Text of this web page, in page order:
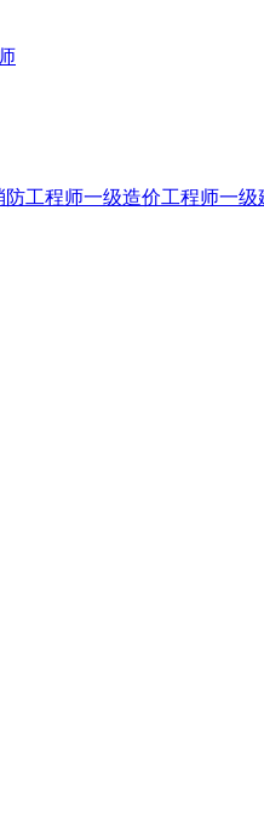
防工程师一级造价工程师一级